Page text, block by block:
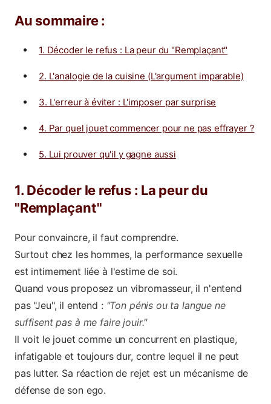
Au sommaire :
1. Décoder le refus : La peur du "Remplaçant"
2. L'analogie de la cuisine (L'argument imparable)
3. L'erreur à éviter : L'imposer par surprise
4. Par quel jouet commencer pour ne pas effrayer ?
5. Lui prouver qu'il y gagne aussi
1. Décoder le refus : La peur du
"Remplaçant"
Pour convaincre, il faut comprendre.
Surtout chez les hommes, la performance sexuelle
est intimement liée à l'estime de soi.
Quand vous proposez un vibromasseur, il n'entend
pas "Jeu", il entend : "Ton pénis ou ta langue ne
suffisent pas à me faire jouir."
Il voit le jouet comme un concurrent en plastique,
infatigable et toujours dur, contre lequel il ne peut
pas lutter. Sa réaction de rejet est un mécanisme de
défense de son ego.